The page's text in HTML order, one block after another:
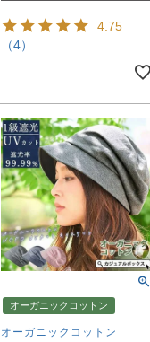
4.75
（4）
オーガニックコットン
オーガニックコットン